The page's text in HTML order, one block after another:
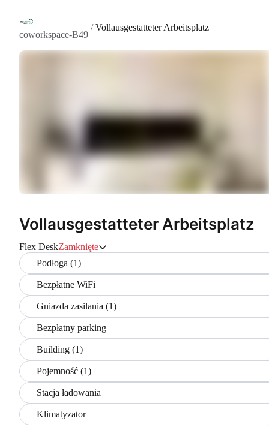
coworkspace-B49
/Vollausgestatteter Arbeitsplatz
Vollausgestatteter Arbeitsplatz
Flex DeskZamknięte
Podłoga (1)
Bezpłatne WiFi
Gniazda zasilania (1)
Bezpłatny parking
Building (1)
Pojemność (1)
Stacja ładowania
Klimatyzator